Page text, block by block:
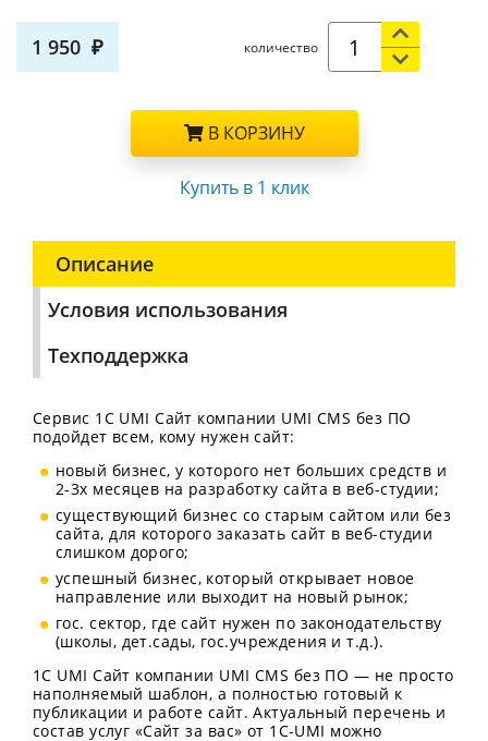
1 950 количество
В КОРЗИНУ
Купить в 1 клик
Описание
Условия использования
Техподдержка
Сервис 1C UMI Сайт компании UMI CMS без ПО
подойдет всем, кому нужен сайт:
новый бизнес, у которого нет больших средств и
2-3х месяцев на разработку сайта в веб-студии;
существующий бизнес со старым сайтом или без
сайта, для которого заказать сайт в веб-студии
слишком дорого;
успешный бизнес, который открывает новое
направление или выходит на новый рынок;
гос. сектор, где сайт нужен по законодательству
(школы, дет.сады, гос.учреждения и т.д.).
1C UMI Сайт компании UMI CMS без ПО — не просто
наполняемый шаблон, а полностью готовый к
публикации и работе сайт. Актуальный перечень и
состав услуг «Сайт за вас» от 1С-UMI можно